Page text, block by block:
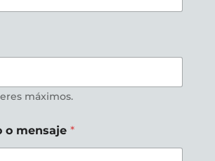
máximos.
o mensaje *